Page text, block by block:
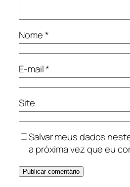
Nome*
E-mail*
Site
Salvar meus dados
a próxima vez que eu